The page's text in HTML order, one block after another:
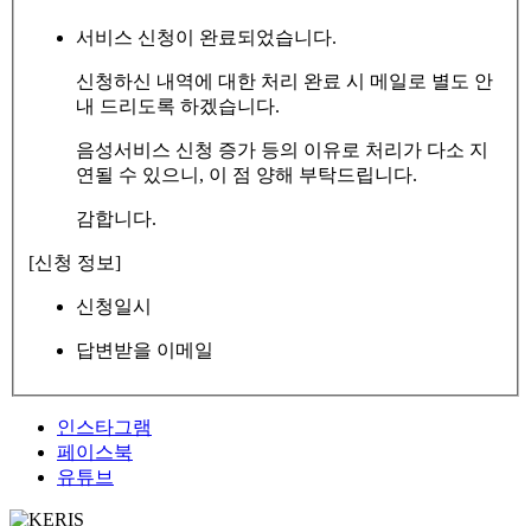
서비스 신청이 완료되었습니다.
신청하신 내역에 대한 처리 완료 시 메일로 별도 안
내 드리도록 하겠습니다.
음성서비스 신청 증가 등의 이유로 처리가 다소 지
연될 수 있으니, 이 점 양해 부탁드립니다.
감합니다.
[신청 정보]
신청일시
답변받을 이메일
인스타그램
페이스북
유튜브